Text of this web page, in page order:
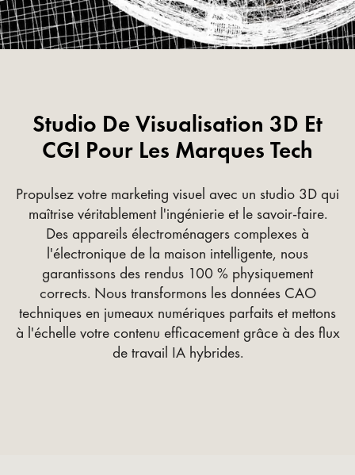
Studio De Visualisation 3D Et
CGI Pour Les Marques Tech
Propulsez votre marketing visuel avec un studio 3D qui
maîtrise véritablement l'ingénierie et le savoir-faire.
Des appareils électroménagers complexes à
l'électronique de la maison intelligente, nous
garantissons des rendus 100 % physiquement
corrects. Nous transformons les données CAO
techniques en jumeaux numériques parfaits et mettons
à l'échelle votre contenu efficacement grâce à des flux
de travail IA hybrides.